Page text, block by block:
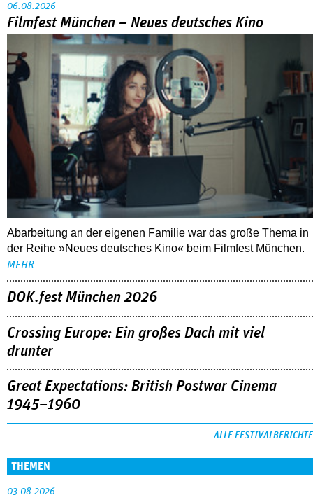
06.08.2026
Filmfest München – Neues deutsches Kino
Abarbeitung an der eigenen Familie war das große Thema in
der Reihe »Neues deutsches Kino« beim Filmfest München.
MEHR
DOK.fest München 2026
Crossing Europe: Ein großes Dach mit viel
drunter
Great Expectations: British Postwar Cinema
1945–1960
ALLE FESTIVALBERICHTE
THEMEN
03.08.2026